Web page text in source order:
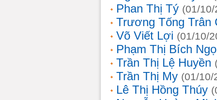
Phan Thị Tý (01/
Trương Tống Trân
Võ Viết Lợi (01/10/
Phạm Thị Bích
Trần Thị Lệ Huyền
Trần Thị My (01/10/
Lê Thị Hồng Thúy